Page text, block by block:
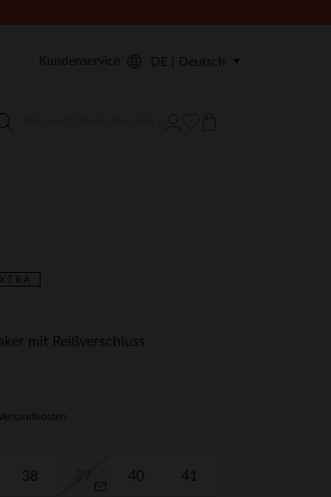
Kundenservice DE | Deutsch
mit Reißverschluss
38 40 41